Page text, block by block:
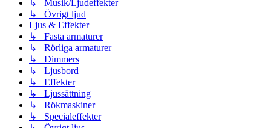
↳ Musik/Ljudeffekter
↳ Övrigt ljud
Ljus & Effekter
↳ Fasta armaturer
↳ Rörliga armaturer
↳ Dimmers
↳ Ljusbord
↳ Effekter
↳ Ljussättning
↳ Rökmaskiner
↳ Specialeffekter